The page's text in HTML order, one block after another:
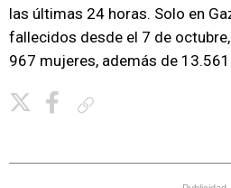
las últimas 24 horas. Solo en
fallecidos desde el 7 de
967 mujeres, además de